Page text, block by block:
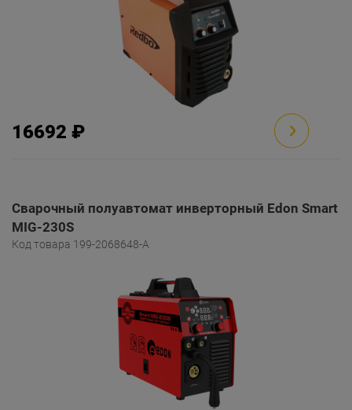
16692 ₽
Сварочный полуавтомат инверторный Edon Smart
MIG-230S
Код товара 199-2068648-A